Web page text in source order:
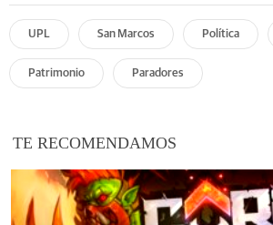
UPL San Marcos Política
Patrimonio Paradores
TE RECOMENDAMOS